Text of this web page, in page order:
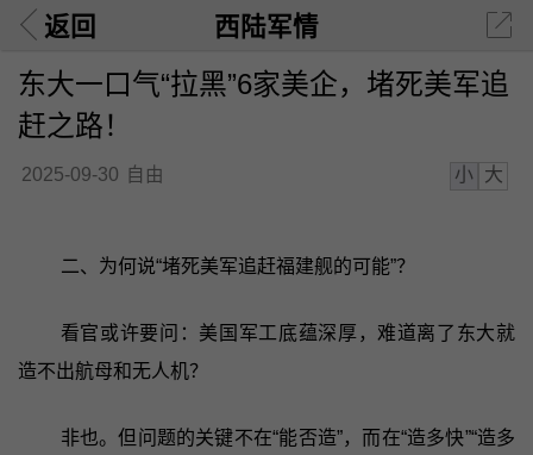
返回 西陆军情
东大一口气“拉黑”6家美企，堵死美军追
赶之路！
2025-09-30 自由 小 大
二、为何说“堵死美军追赶福建舰的可能”？
看官或许要问：美国军工底蕴深厚，难道离了东大就
造不出航母和无人机？
非也。但问题的关键不在“能否造”，而在“造多快”“造多